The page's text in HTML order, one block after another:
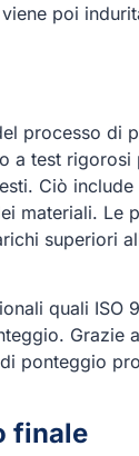
poi
processo di
a test
Ciò
materiali. Le
superiori
quali ISO
ponteggio
finale